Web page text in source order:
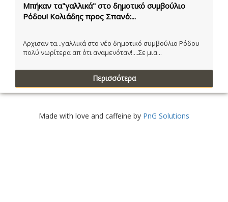
Μπήκαν τα"γαλλικά" στο δημοτικό συμβούλιο
Ρόδου! Κολιάδης προς Σπανό:...
Αρχισαν τα...γαλλικά στο νέο δημοτικό συμβούλιο Ρόδου
πολύ νωρίτερα απ ότι αναμενόταν!....Σε μια...
Περισσότερα
Made with love and caffeine by PnG Solutions